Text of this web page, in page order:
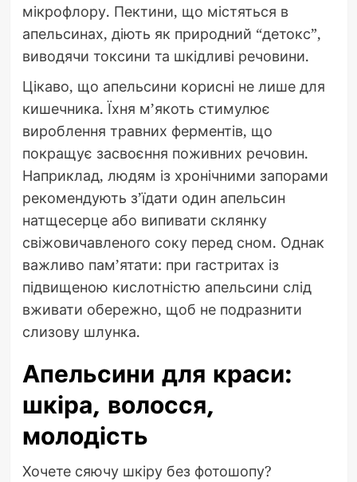
мікрофлору. Пектини, що містяться в
апельсинах, діють як природний “детокс”,
виводячи токсини та шкідливі речовини.
Цікаво, що апельсини корисні не лише для
кишечника. Їхня м’якоть стимулює
вироблення травних ферментів, що
покращує засвоєння поживних речовин.
Наприклад, людям із хронічними запорами
рекомендують з’їдати один апельсин
натщесерце або випивати склянку
свіжовичавленого соку перед сном. Однак
важливо пам’ятати: при гастритах із
підвищеною кислотністю апельсини слід
вживати обережно, щоб не подразнити
слизову шлунка.
Апельсини для краси:
шкіра, волосся,
молодість
Хочете сяючу шкіру без фотошопу?